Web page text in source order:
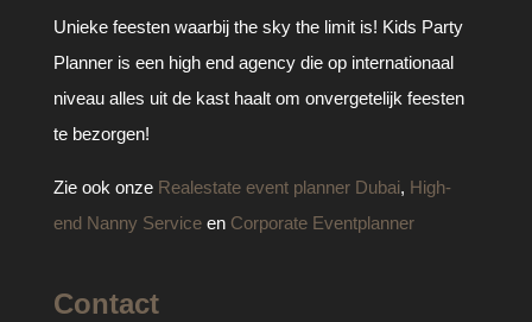
Unieke feesten waarbij the sky the limit is! Kids Party
Planner is een high end agency die op internationaal
niveau alles uit de kast haalt om onvergetelijk feesten
te bezorgen!
Zie ook onze Realestate event planner Dubai, High-
end Nanny Serviceen Corporate Eventplanner
Contact